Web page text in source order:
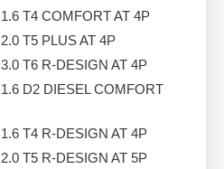
1.6 T4 COMFORT AT 4P
2.0 T5 PLUS AT 4P
3.0 T6 R-DESIGN AT 4P
1.6 D2 DIESEL COMFORT
1.6 T4 R-DESIGN AT 4P
2.0 T5 R-DESIGN AT 5P